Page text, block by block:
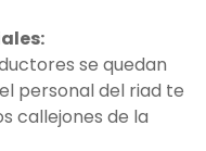
se quedan
personal del riad te
callejones de la